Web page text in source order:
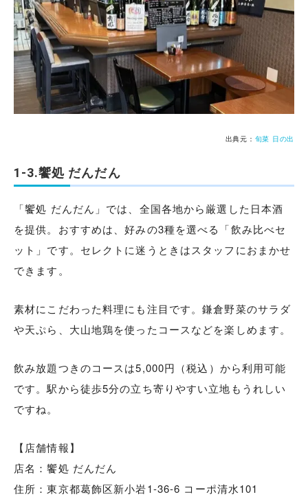
出典元： 旬菜 日の出
1-3.饗処 だんだん
「饗処 だんだん」では、全国各地から厳選した日本酒
を提供。おすすめは、好みの3種を選べる「飲み比べセ
ット」です。セレクトに迷うときはスタッフにおまかせ
できます。
素材にこだわった料理にも注目です。鎌倉野菜のサラダ
や天ぷら、大山地鶏を使ったコースなどを楽しめます。
飲み放題つきのコースは5,000円（税込）から利用可能
です。駅から徒歩5分の立ち寄りやすい立地もうれしい
ですね。
【店舗情報】
店名：饗処 だんだん
住所：東京都葛飾区新小岩1-36-6 コーポ清水101